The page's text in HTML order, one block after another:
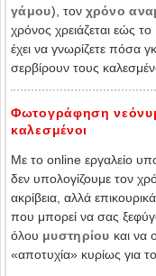
γάμου), τον χρόνο
χρόνος χρειάζεται εώς το
έχει να γνωρίζετε πόσα
σερβίρουν τους
Φωτογράφηση
καλεσμένοι
Με το online εργαλείο
δεν υπολογίζουμε τον
ακρίβεια, αλλά
που μπορεί να σας
όλου μυστηρίου και να
«αποτυχία» κυρίως για